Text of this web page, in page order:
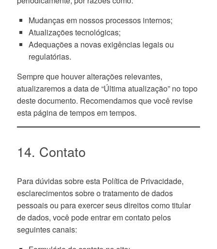
Mudanças em nossos processos internos;
Atualizações tecnológicas;
Adequações a novas exigências legais ou
regulatórias.
Sempre que houver alterações relevantes,
atualizaremos a data de “Última atualização” no topo
deste documento. Recomendamos que você revise
esta página de tempos em tempos.
14. Contato
Para dúvidas sobre esta Política de Privacidade,
esclarecimentos sobre o tratamento de dados
pessoais ou para exercer seus direitos como titular
de dados, você pode entrar em contato pelos
seguintes canais: